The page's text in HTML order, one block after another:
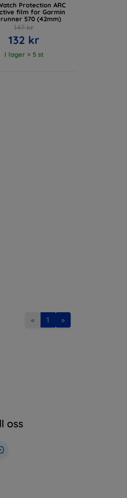
Protection ARC
film for Garmin
570 (42mm)
147 kr
132 kr
I lager > 5 st
« 1 »
oss